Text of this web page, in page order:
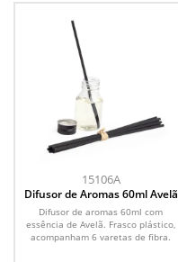
15106A
Difusor de Aromas 60ml Avelã
Difusor de aromas 60ml com
essência de Avelã. Frasco plástico,
acompanham 6 varetas de fibra.